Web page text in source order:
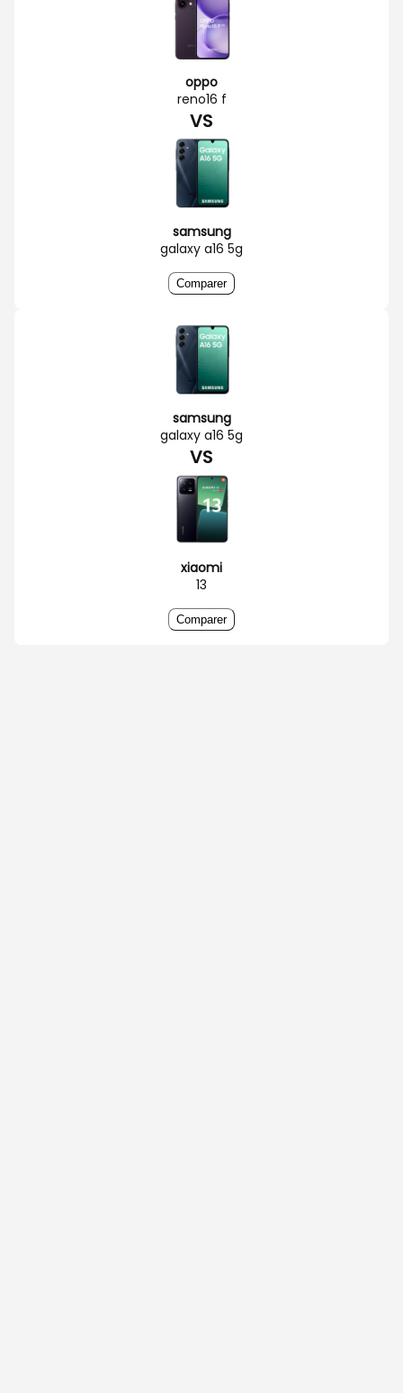
oppo
reno16 f
VS
samsung
galaxy a16 5g
Comparer
samsung
galaxy a16 5g
VS
xiaomi
13
Comparer